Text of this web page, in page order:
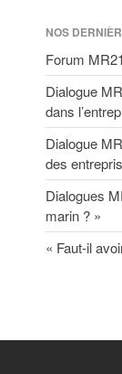
NOS
Forum
Dialogue
dans
Dialogue
des
Dialogues
marin ? »
« Faut-il